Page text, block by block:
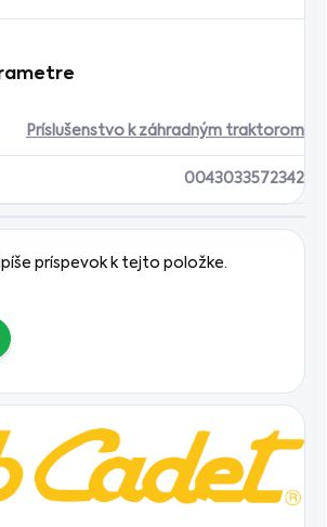
Príslušenstvo k záhradným traktorom
0043033572342
príspevok k tejto položke.